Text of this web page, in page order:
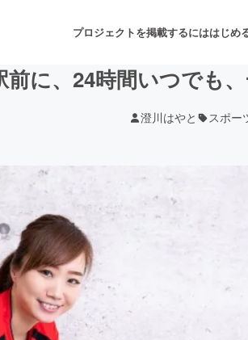
プロジェクトを掲載するにははじめ
ゲーム・サービス開発
書籍・雑誌出版
チャレンジ
前に、24時間いつでも
澄川はやと スポー